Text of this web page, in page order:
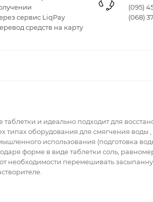
сервис LiqPay
средств на карту
(095)
(068)
и идеально подходит для
типах оборудования для смягчения
использования (подготовка
форме в виде таблетки соль,
необходимости перемешивать